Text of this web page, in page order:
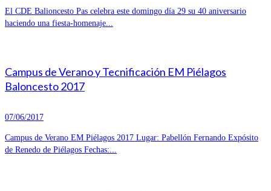
El CDE Balioncesto Pas celebra este domingo día 29 su 40 aniversario
haciendo una fiesta-homenaje...
Campus de Verano y Tecnificación EM Piélagos
Baloncesto 2017
07/06/2017
Campus de Verano EM Piélagos 2017 Lugar: Pabellón Fernando Expósito
de Renedo de Piélagos Fechas:...